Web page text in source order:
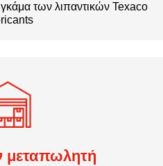
των λιπαντικών Texaco
μεταπωλητή